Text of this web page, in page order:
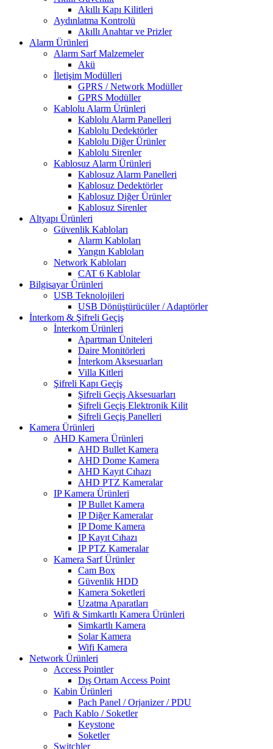
Akıllı Kapı Kilitleri
Aydınlatma Kontrolü
Akıllı Anahtar ve Prizler
Alarm Ürünleri
Alarm Sarf Malzemeler
Akü
İletişim Modülleri
GPRS / Network Modüller
GPRS Modüller
Kablolu Alarm Ürünleri
Kablolu Alarm Panelleri
Kablolu Dedektörler
Kablolu Diğer Ürünler
Kablolu Sirenler
Kablosuz Alarm Ürünleri
Kablosuz Alarm Panelleri
Kablosuz Dedektörler
Kablosuz Diğer Ürünler
Kablosuz Sirenler
Altyapı Ürünleri
Güvenlik Kabloları
Alarm Kabloları
Yangın Kabloları
Network Kabloları
CAT 6 Kablolar
Bilgisayar Ürünleri
USB Teknolojileri
USB Dönüştürücüler / Adaptörler
İnterkom & Şifreli Geçiş
İnterkom Ürünleri
Apartman Üniteleri
Daire Monitörleri
İnterkom Aksesuarları
Villa Kitleri
Şifreli Kapı Geçiş
Şifreli Geçiş Aksesuarları
Şifreli Geçiş Elektronik Kilit
Şifreli Geçiş Panelleri
Kamera Ürünleri
AHD Kamera Ürünleri
AHD Bullet Kamera
AHD Dome Kamera
AHD Kayıt Cıhazı
AHD PTZ Kameralar
IP Kamera Ürünleri
IP Bullet Kamera
IP Diğer Kameralar
IP Dome Kamera
IP Kayıt Cıhazı
IP PTZ Kameralar
Kamera Sarf Ürünler
Cam Box
Güvenlik HDD
Kamera Soketleri
Uzatma Aparatları
Wifi & Simkartlı Kamera Ürünleri
Simkartlı Kamera
Solar Kamera
Wifi Kamera
Network Ürünleri
Access Pointler
Dış Ortam Access Point
Kabin Ürünleri
Pach Panel / Orjanizer / PDU
Pach Kablo / Soketler
Keystone
Soketler
Switchler